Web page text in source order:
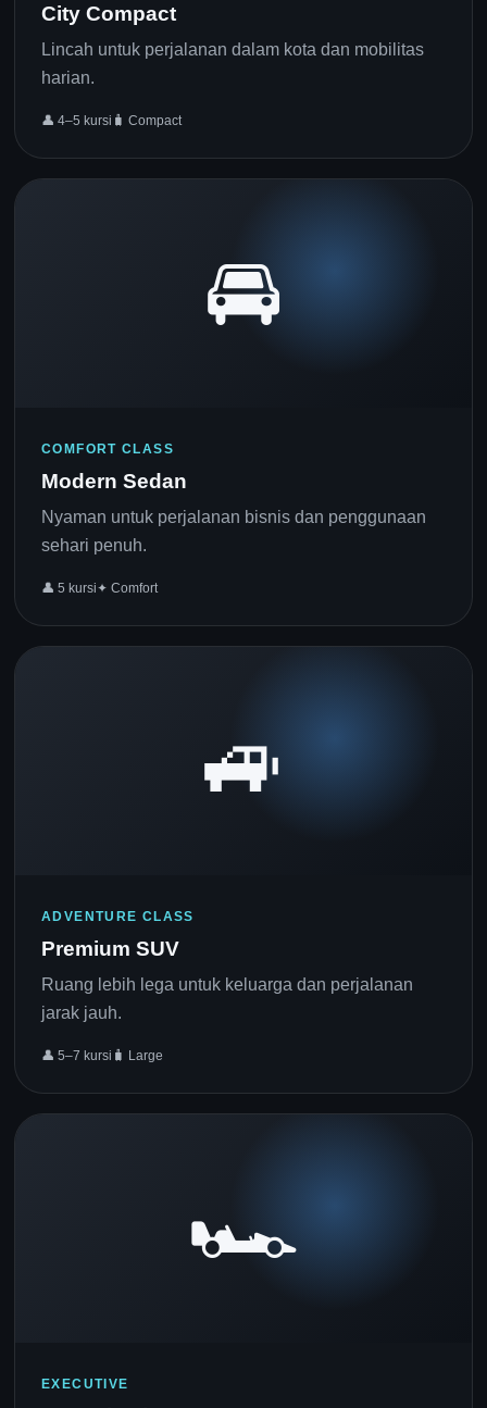
City Compact
Lincah untuk perjalanan dalam kota dan mobilitas
harian.
👤 4–5 kursi 🧳 Compact
🚘
COMFORT CLASS
Modern Sedan
Nyaman untuk perjalanan bisnis dan penggunaan
sehari penuh.
👤 5 kursi✦ Comfort
🚙
ADVENTURE CLASS
Premium SUV
Ruang lebih lega untuk keluarga dan perjalanan
jarak jauh.
👤 5–7 kursi 🧳 Large
🏎️
EXECUTIVE